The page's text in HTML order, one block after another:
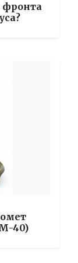
фронта
40)